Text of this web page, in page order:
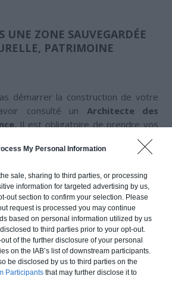
My Personal Information
sale, sharing to third parties, or processing
information for targeted advertising by us,
out section to confirm your selection. Please
request is processed you may continue
based on personal information utilized by us
to third parties prior to your opt-out.
of the further disclosure of your personal
on the IAB’s list of downstream participants.
be disclosed by us to third parties on the
Participants that may further disclose it to
UNE ZONE SAUVEGARDÉE
PATRIMOINE
démarrer la construction de votre
consulté un Architecte des
Il est obligatoire de prendre vos
de lui avant d’effectuer tout type
UNE COPROPRIÉTÉ
un lotissement et que votre pavillon
là encore, vous ne pouvez pas
la construction d’une véranda sans
la copropriété (règlement de
pourrez soumettre votre projet lors